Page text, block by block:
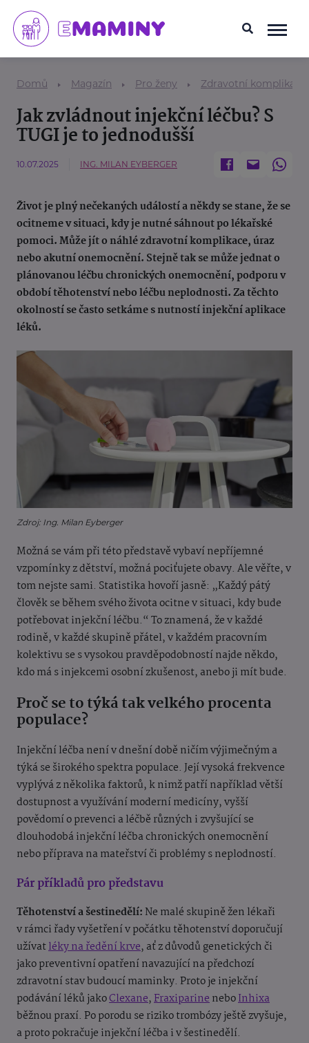
Domů Magazín Pro ženy Zdravotní komplikace
Jak zvládnout injekční léčbu? S
TUGI je to jednodušší
10.07.2025 ING. MILAN EYBERGER
Život je plný nečekaných událostí a někdy se stane, že se
ocitneme v situaci, kdy je nutné sáhnout po lékařské
pomoci. Může jít o náhlé zdravotní komplikace, úraz
nebo akutní onemocnění. Stejně tak se může jednat o
plánovanou léčbu chronických onemocnění, podporu v
období těhotenství nebo léčbu neplodnosti. Za těchto
okolností se často setkáme s nutností injekční aplikace
léků.
Zdroj: Ing. Milan Eyberger
Možná se vám při této představě vybaví nepříjemné
vzpomínky z dětství, možná pociťujete obavy. Ale věřte, v
tom nejste sami. Statistika hovoří jasně: „Každý pátý
člověk se během svého života ocitne v situaci, kdy bude
potřebovat injekční léčbu.“ To znamená, že v každé
rodině, v každé skupině přátel, v každém pracovním
kolektivu se s vysokou pravděpodobností najde někdo,
kdo má s injekcemi osobní zkušenost, anebo ji mít bude.
Proč se to týká tak velkého procenta
populace?
Injekční léčba není v dnešní době ničím výjimečným a
týká se širokého spektra populace. Její vysoká frekvence
vyplývá z několika faktorů, k nimž patří například větší
dostupnost a využívání moderní medicíny, vyšší
povědomí o prevenci a léčbě různých i zvyšující se
dlouhodobá injekční léčba chronických onemocnění
nebo příprava na mateřství či problémy s neplodností.
Pár příkladů pro představu
Těhotenství a šestinedělí: Ne malé skupině žen lékaři
v rámci řady vyšetření v počátku těhotenství doporučují
užívatléky na ředění krve, ať z důvodů genetických či
jako preventivní opatření navazující na předchozí
zdravotní stav budoucí maminky. Proto je injekční
podávání léků jakoClexane,FraxiparineneboInhixa
běžnou praxí. Po porodu se riziko trombózy ještě zvyšuje,
a proto pokračuje injekční léčba i v šestinedělí.